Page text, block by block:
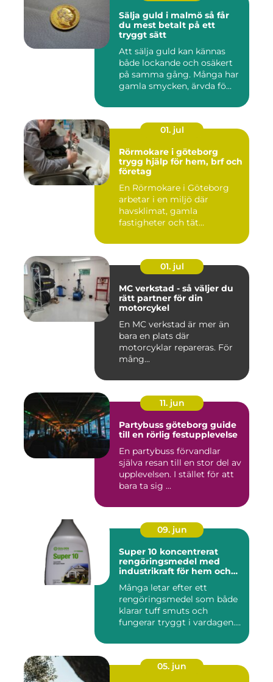
Sälja guld i malmö så får
du mest betalt på ett
tryggt sätt
Att sälja guld kan kännas
både lockande och osäkert
på samma gång. Många har
gamla smycken, ärvda fö...
01. jul
Rörmokare i göteborg
trygg hjälp för hem, brf och
företag
En Rörmokare i Göteborg
arbetar i en miljö där
havsklimat, gamla
fastigheter och tät
01. jul
MC verkstad - så väljer du
rätt partner för din
motorcykel
En MC verkstad är mer än
bara en plats där
motorcyklar repareras. För
mång...
11. jun
Partybuss göteborg guide
till en rörlig festupplevelse
En partybuss förvandlar
själva resan till en stor del av
upplevelsen. I stället för att
bara ta sig ...
09. jun
Super 10 koncentrerat
rengöringsmedel med
industrikraft för hem och
Många letar efter ett
rengöringsmedel som både
klarar tuff smuts och
fungerar tryggt i vardagen.
05. jun